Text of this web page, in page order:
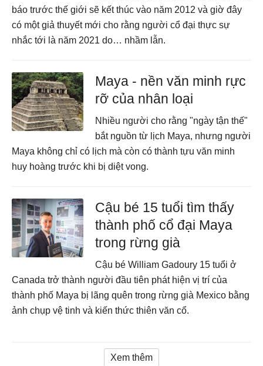
báo trước thế giới sẽ kết thúc vào năm 2012 và giờ đây
có một giả thuyết mới cho rằng người cổ đại thực sự
nhắc tới là năm 2021 do… nhầm lẫn.
Maya - nền văn minh rực
rỡ của nhân loại
Nhiều người cho rằng "ngày tận thế"
bắt nguồn từ lịch Maya, nhưng người
Maya không chỉ có lịch mà còn có thành tựu văn minh
huy hoàng trước khi bị diệt vong.
Cậu bé 15 tuổi tìm thấy
thành phố cổ đại Maya
trong rừng già
Cậu bé William Gadoury 15 tuổi ở
Canada trở thành người đầu tiên phát hiện vị trí của
thành phố Maya bị lãng quên trong rừng già Mexico bằng
ảnh chụp vệ tinh và kiến thức thiên văn cổ.
Xem thêm